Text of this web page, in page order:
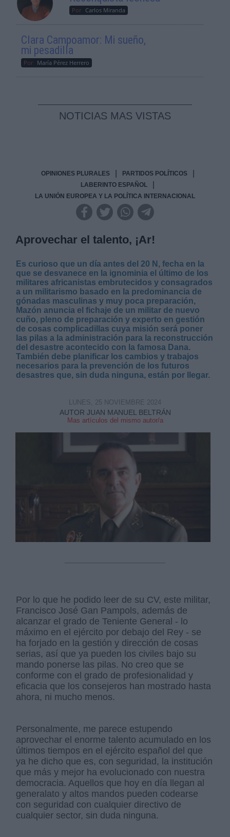
Por Carlos Miranda
Clara Campoamor: Mi sueño,
mi pesadilla
Por María Pérez Herrero
NOTICIAS MAS VISTAS
OPINIONES PLURALES PARTIDOS POLÍTICOS
LABERINTO ESPAÑOL
LA UNIÓN EUROPEA Y LA POLÍTICA INTERNACIONAL
Aprovechar el talento, ¡Ar!
Es curioso que un día antes del 20 N, fecha en la
que se desvanece en la ignominia el último de los
militares africanistas embrutecidos y consagrados
a un militarismo basado en la predominancia de
gónadas masculinas y muy poca preparación,
Mazón anuncia el fichaje de un militar de nuevo
cuño, pleno de preparación y experto en gestión
de cosas complicadillas cuya misión será poner
las pilas a la administración para la reconstrucción
del desastre acontecido con la famosa Dana.
También debe planificar los cambios y trabajos
necesarios para la prevención de los futuros
desastres que, sin duda ninguna, están por llegar.
AUTOR JUAN MANUEL BELTRÁN
Mas artículos del mismo autor/a
LUNES, 25 NOVIEMBRE 2024
Por lo que he podido leer de su CV, este militar,
Francisco José Gan Pampols, además de
alcanzar el grado de Teniente General - lo
máximo en el ejército por debajo del Rey - se
ha forjado en la gestión y dirección de cosas
serias, así que ya pueden los civiles bajo su
mando ponerse las pilas. No creo que se
conforme con el grado de profesionalidad y
eficacia que los consejeros han mostrado hasta
ahora, ni mucho menos.
Personalmente, me parece estupendo
aprovechar el enorme talento acumulado en los
últimos tiempos en el ejército español del que
ya he dicho que es, con seguridad, la institución
que más y mejor ha evolucionado con nuestra
democracia. Aquellos que hoy en día llegan al
generalato y altos mandos pueden codearse
con seguridad con cualquier directivo de
cualquier sector, sin duda ninguna.